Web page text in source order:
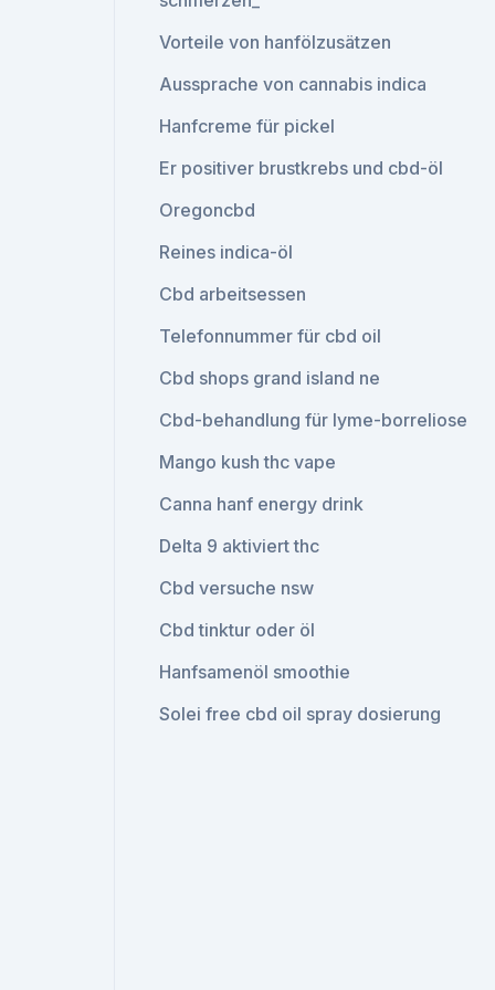
Vorteile von hanfölzusätzen
Aussprache von cannabis indica
Hanfcreme für pickel
Er positiver brustkrebs und cbd-öl
Oregoncbd
Reines indica-öl
Cbd arbeitsessen
Telefonnummer für cbd oil
Cbd shops grand island ne
Cbd-behandlung für lyme-borreliose
Mango kush thc vape
Canna hanf energy drink
Delta 9 aktiviert thc
Cbd versuche nsw
Cbd tinktur oder öl
Hanfsamenöl smoothie
Solei free cbd oil spray dosierung